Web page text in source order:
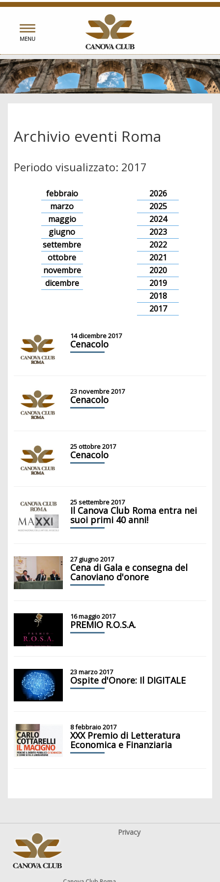
Toggle
navigation
MENU
Archivio eventi Roma
Periodo visualizzato: 2017
febbraio
marzo
maggio
giugno
settembre
ottobre
novembre
dicembre
2026
2025
2024
2023
2022
2021
2020
2019
2018
2017
14 dicembre 2017
Cenacolo
23 novembre 2017
Cenacolo
25 ottobre 2017
Cenacolo
25 settembre 2017
Il Canova Club Roma entra nei
suoi primi 40 anni!
27 giugno 2017
Cena di Gala e consegna del
Canoviano d'onore
16 maggio 2017
PREMIO R.O.S.A.
23 marzo 2017
Ospite d'Onore: Il DIGITALE
8 febbraio 2017
XXX Premio di Letteratura
Economica e Finanziaria
Privacy